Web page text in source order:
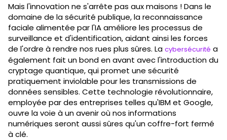
Mais l'innovation ne s'arrête pas aux maisons ! Dans le
domaine de la sécurité publique, la reconnaissance
faciale alimentée par l'IA améliore les processus de
surveillance et d'identification, aidant ainsi les forces
de l'ordre à rendre nos rues plus sûres. La cybersécurité a
également fait un bond en avant avec l'introduction du
cryptage quantique, qui promet une sécurité
pratiquement inviolable pour les transmissions de
données sensibles. Cette technologie révolutionnaire,
employée par des entreprises telles qu'IBM et Google,
ouvre la voie à un avenir où nos informations
numériques seront aussi sûres qu'un coffre-fort fermé
à clé.